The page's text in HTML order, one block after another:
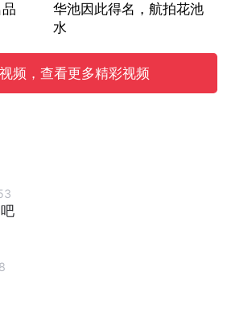
华池因此得名，航拍花池
水
频，查看更多精彩视频